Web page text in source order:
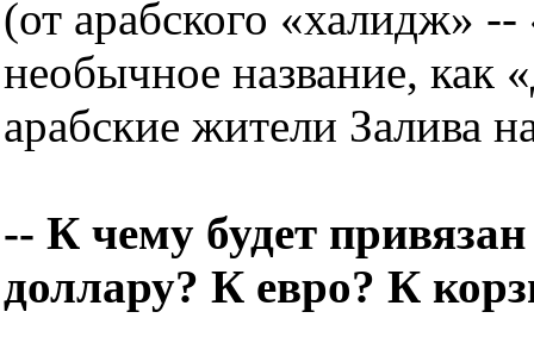
(от арабского «халидж»
необычное название, как
арабские жители Залива
-- К чему будет
доллару? К евро? К